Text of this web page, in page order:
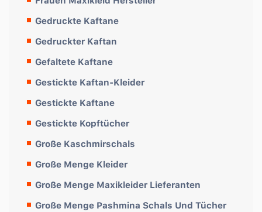
Gedruckte Kaftane
Gedruckter Kaftan
Gefaltete Kaftane
Gestickte Kaftan-Kleider
Gestickte Kaftane
Gestickte Kopftücher
Große Kaschmirschals
Große Menge Kleider
Große Menge Maxikleider Lieferanten
Große Menge Pashmina Schals Und Tücher